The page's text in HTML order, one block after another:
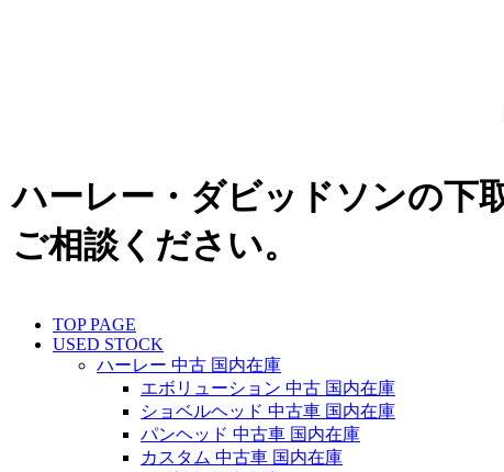
ハーレー・ダビッドソンの下
ご相談ください。
TOP PAGE
USED STOCK
ハーレー 中古 国内在庫
エボリューション 中古 国内在庫
ショベルヘッド 中古車 国内在庫
パンヘッド 中古車 国内在庫
カスタム 中古車 国内在庫